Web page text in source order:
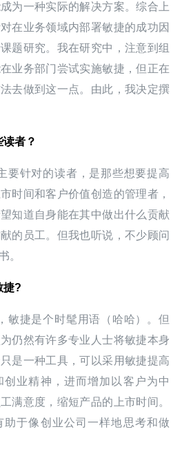
为一种实际的解决方案。综合上
在业务领域内部署敏捷的成功因
题研究。我在研究中，注意到组
业务部门尝试实施敏捷，但正在
去做到这一点。由此，我决定撰
者？
要针对的读者，是那些想要提高
时间和客户价值创造的管理者，
知道自身能在其中做出什么贡献
的员工。但我也听说，不少顾问
。
捷?
敏捷是个时髦用语（哈哈）。但
仍然有许多专业人士将敏捷本身
是一种工具，可以采用敏捷提高
创业精神，进而增加以客户为中
满意度，缩短产品的上市时间。
助于像创业公司一样地思考和做